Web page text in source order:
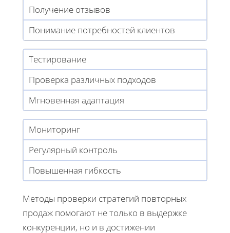
Получение отзывов
Понимание потребностей клиентов
Тестирование
Проверка различных подходов
Мгновенная адаптация
Мониторинг
Регулярный контроль
Повышенная гибкость
Методы проверки стратегий повторных
продаж помогают не только в выдержке
конкуренции, но и в достижении